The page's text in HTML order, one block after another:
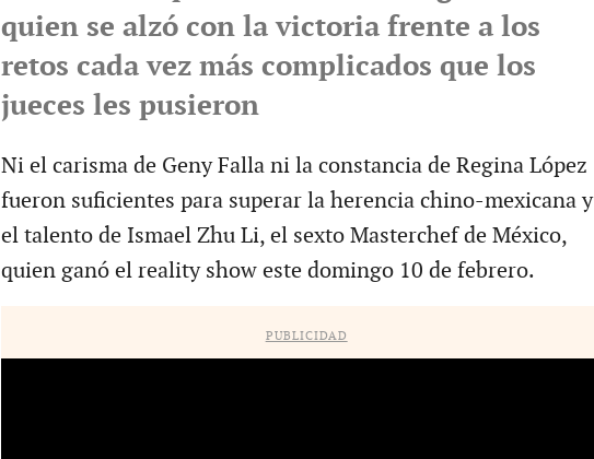
quien se alzó con la victoria frente a los
retos cada vez más complicados que los
jueces les pusieron
Ni el carisma de Geny Falla ni la constancia de Regina López
fueron suficientes para superar la herencia chino-mexicana y
el talento de Ismael Zhu Li, el sexto Masterchef de México,
quien ganó el reality show este domingo 10 de febrero.
PUBLICIDAD